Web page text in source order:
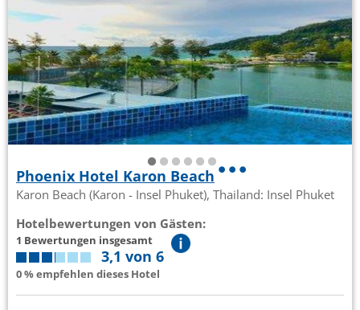
Phoenix Hotel Karon Beach
Karon Beach (Karon - Insel Phuket), Thailand: Insel Phuket
Hotelbewertungen von Gästen:
1 Bewertungen insgesamt
3,1 von 6
0 % empfehlen dieses Hotel